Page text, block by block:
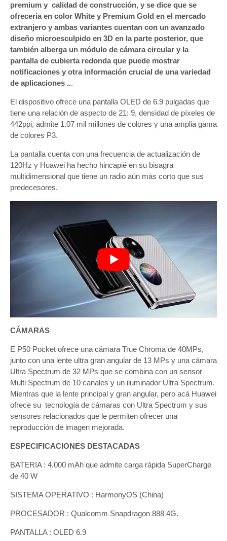
premium y calidad de construcción, y se dice que se
ofrecería en color White y Premium Gold en el mercado
extranjero y ambas variantes cuentan con un avanzado
diseño microesculpido en 3D en la parte posterior, que
también alberga un módulo de cámara circular y la
pantalla de cubierta redonda que puede mostrar
notificaciones y otra información crucial de una variedad
de aplicaciones ...
El dispositivo ofrece una pantalla OLED de 6.9 pulgadas que
tiene una relación de aspecto de 21: 9, densidad de píxeles de
442ppi, admite 1.07 mil millones de colores y una amplia gama
de colores P3.
La pantalla cuenta con una frecuencia de actualización de
120Hz y Huawei ha hecho hincapié en su bisagra
multidimensional que tiene un radio aún más corto que sus
predecesores.
CÁMARAS
E P50 Pocket ofrece una cámara True Chroma de 40MPs,
junto con una lente ultra gran angular de 13 MPs y una cámara
Ultra Spectrum de 32 MPs que se combina con un sensor
Multi Spectrum de 10 canales y un iluminador Ultra Spectrum.
Mientras que la lente principal y gran angular, pero acá Huawei
ofrece su tecnología de cámaras con Ultra Spectrum y sus
sensores relacionados que le permiten ofrecer una
reproducción de imagen mejorada.
ESPECIFICACIONES DESTACADAS
BATERIA : 4.000 mAh que admite carga rápida SuperCharge
de 40 W
SISTEMA OPERATIVO : HarmonyOS (China)
PROCESADOR : Qualcomm Snapdragon 888 4G.
PANTALLA : OLED 6.9